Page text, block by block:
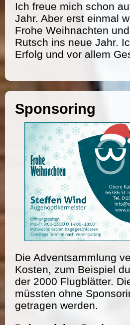
Ich freue mich schon
Jahr. Aber erst einmal
Frohe Weihnachten
Rutsch ins neue Jahr.
Erfolg und vor allem
Sponsoring
Die Adventsammlung
Kosten, zum Beispiel
der 2000 Flugblätter.
müssten ohne
getragen werden.